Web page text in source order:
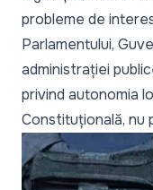
probleme de
Parlamentului,
administrației
privind autonomia
Constituțională, nu